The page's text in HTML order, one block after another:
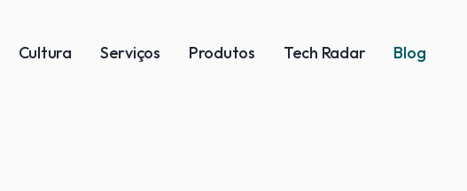
Cultura Serviços Produtos Tech Radar Blog